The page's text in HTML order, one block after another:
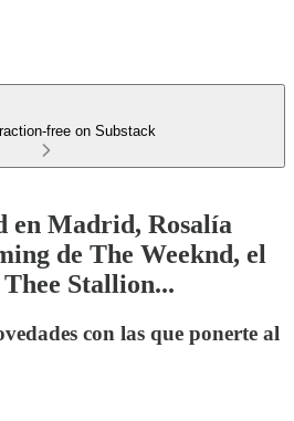
free on Substack
en Madrid, Rosalía
de The Weeknd, el
Stallion...
con las que ponerte al